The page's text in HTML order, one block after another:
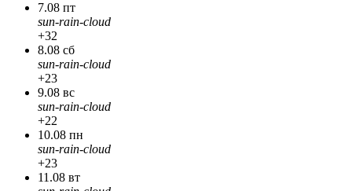
7.08 пт
sun-rain-cloud
+32
8.08 сб
sun-rain-cloud
+23
9.08 вс
sun-rain-cloud
+22
10.08 пн
sun-rain-cloud
+23
11.08 вт